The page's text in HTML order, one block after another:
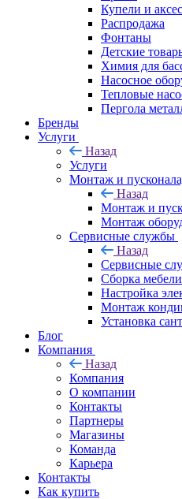
Купели и
Распродажа
Фонтаны
Детские
Химия для
Насосное
Тепловые
Пергола
Бренды
Услуги
Назад
Услуги
Монтаж и
Назад
Монтаж и
Монтаж
Сервисные службы
Назад
Сервисные
Сборка мебели
Настройка
Монтаж
Установка
Блог
Компания
Назад
Компания
О компании
Контакты
Партнеры
Магазины
Команда
Карьера
Контакты
Как купить